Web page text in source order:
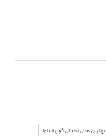
بهترین مدل یخچال فریزر اسنوا